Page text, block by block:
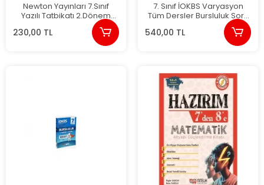
Newton Yayınları 7.Sınıf
Yazılı Tatbikatı 2.Dönem
230,00 TL
7. Sınıf İOKBS Varyasyon
Tüm Dersler Bursluluk Soru
Bankası Gizli Yayınları
540,00 TL